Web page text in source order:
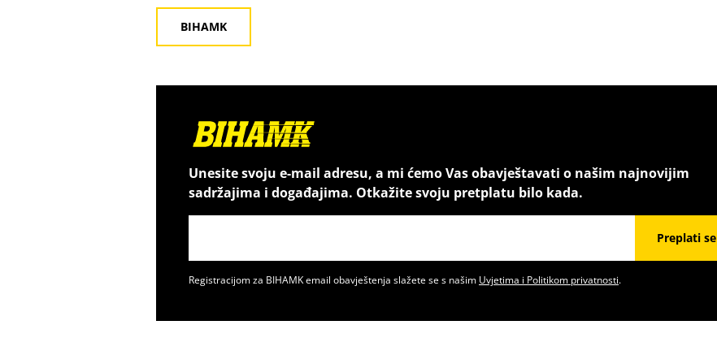
BIHAMK
Unesite svoju e-mail adresu, a mi ćemo Vas obavještavati o našim najnovijim
sadržajima i događajima. Otkažite svoju pretplatu bilo kada.
Preplati se
Registracijom za BIHAMK email obavještenja slažete se s našim Uvjetima i Politikom privatnosti.